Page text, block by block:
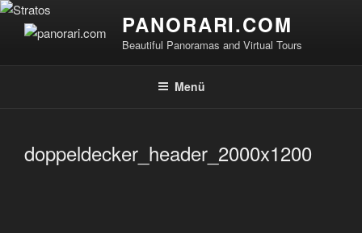
Zum
Inhalt
PANORARI.COM
Beautiful Panoramas and Virtual Tours
Menü
doppeldecker_header_2000x1200